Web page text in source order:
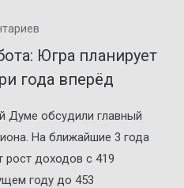
Югра планирует
года вперёд
Думе обсудили главный
На ближайшие 3 года
рост доходов с 419
году до 453